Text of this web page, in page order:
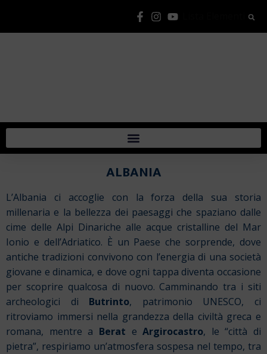
ALBANIA
L’Albania ci accoglie con la forza della sua storia
millenaria e la bellezza dei paesaggi che spaziano dalle
cime delle Alpi Dinariche alle acque cristalline del Mar
Ionio e dell’Adriatico. È un Paese che sorprende, dove
antiche tradizioni convivono con l’energia di una società
giovane e dinamica, e dove ogni tappa diventa occasione
per scoprire qualcosa di nuovo. Camminando tra i siti
archeologici di Butrinto, patrimonio UNESCO, ci
ritroviamo immersi nella grandezza della civiltà greca e
romana, mentre a Berat eArgirocastro, le “città di
pietra”, respiriamo un’atmosfera sospesa nel tempo, tra